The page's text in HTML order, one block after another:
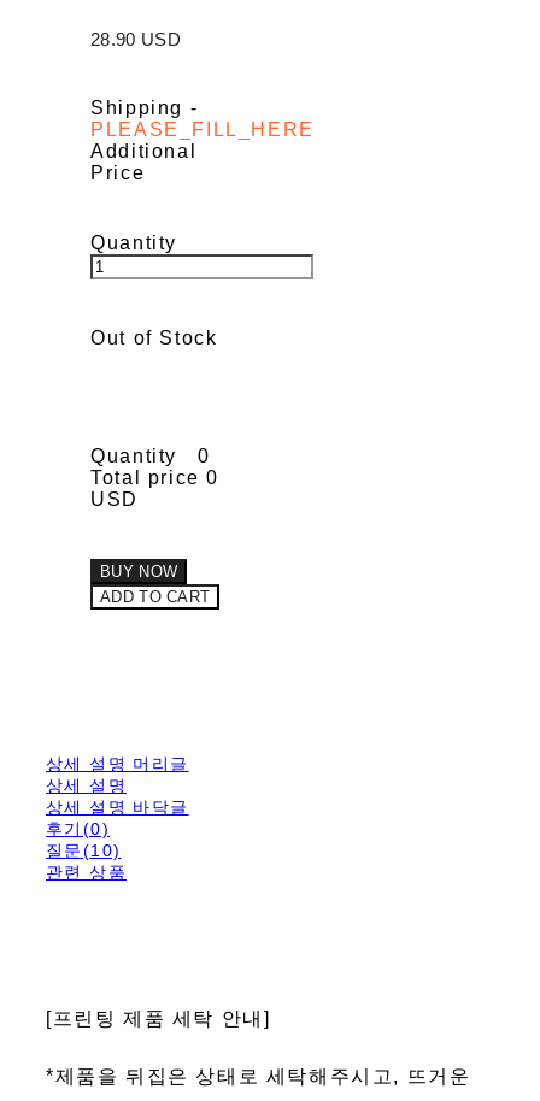
28.90 USD
Shipping -
PLEASE_FILL_HERE
Additional
Price
Quantity
Out of Stock
Quantity
0
Total price 0
USD
BUY NOW
ADD TO CART
상세 설명 머리글
상세 설명
상세 설명 바닥글
후기(0)
질문(10)
관련 상품
[프린팅 제품 세탁 안내]
*제품을 뒤집은 상태로 세탁해주시고, 뜨거운